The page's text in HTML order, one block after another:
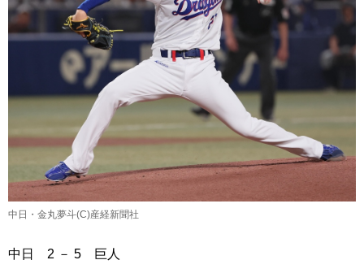
中日・金丸夢斗(C)産経新聞社
中日 2 － 5 巨人